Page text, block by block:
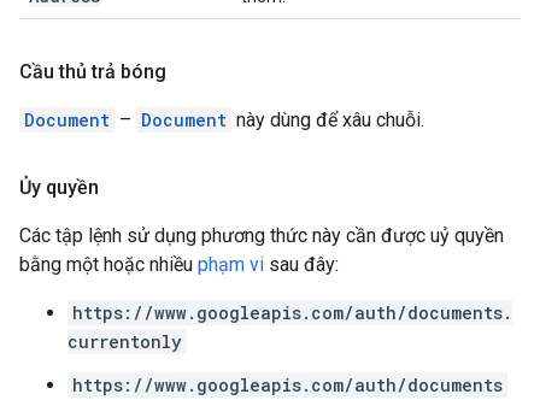
Cầu thủ trả bóng
Document – Document này dùng để xâu chuỗi.
Ủy quyền
Các tập lệnh sử dụng phương thức này cần được uỷ quyền
bằng một hoặc nhiều phạm vi sau đây:
https://www.googleapis.com/auth/documents.
currentonly
https://www.googleapis.com/auth/documents